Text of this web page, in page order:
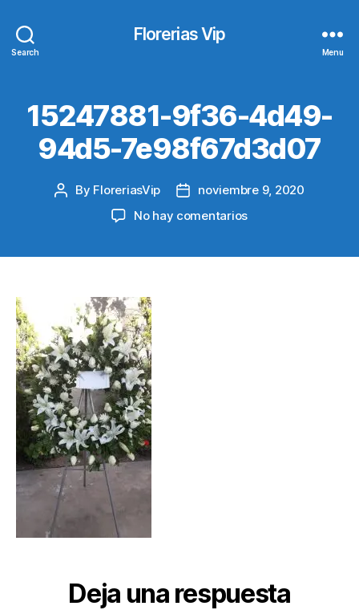
Search
Florerias Vip
Menu
15247881-9f36-4d49-
94d5-7e98f67d3d07
Post
By FloreriasVip
Postnoviembre 9, 2020
No hay comentariosen
Deja una respuesta